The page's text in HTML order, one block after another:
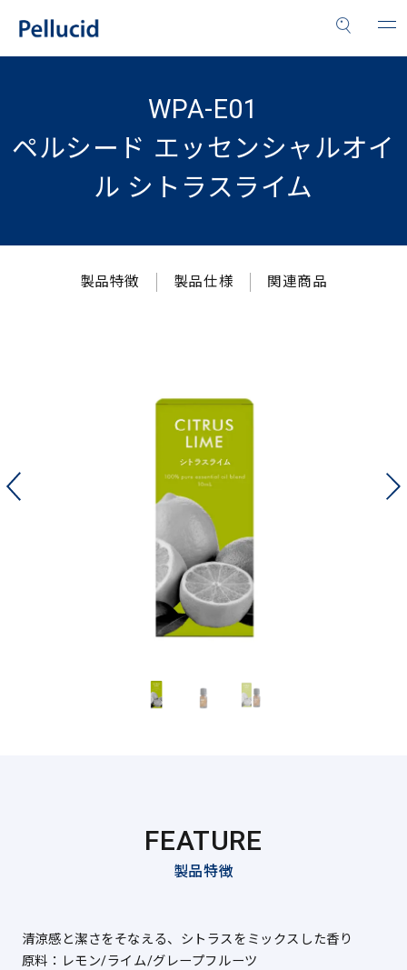
WPA-E01
ペルシード エッセンシャルオイ
ル シトラスライム
製品特徴 製品仕様 関連商品
FEATURE
製品特徴
清涼感と潔さをそなえる、シトラスをミックスした⾹り
原料：レモン/ライム/グレープフルーツ